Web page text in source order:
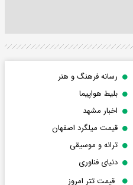
رسانه فرهنگ و هنر
بلیط هواپیما
اخبار مشهد
قیمت میلگرد اصفهان
ترانه و موسیقی
دنیای فناوری
قیمت تتر امروز